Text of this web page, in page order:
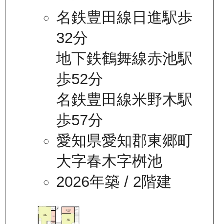
名鉄豊田線日進駅歩
32分
地下鉄鶴舞線赤池駅
歩52分
名鉄豊田線米野木駅
歩57分
愛知県愛知郡東郷町
大字春木字桝池
2026年築 / 2階建